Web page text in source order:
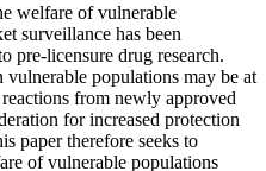
welfare of vulnerable
surveillance has been
pre-licensure drug research.
vulnerable populations may be at
from newly approved
for increased protection
paper therefore seeks to
of vulnerable populations